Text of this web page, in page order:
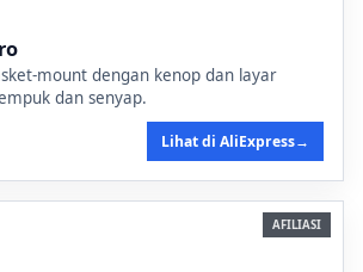
mount dengan kenop dan layar
dan senyap.
Lihat di AliExpress→
AFILIASI